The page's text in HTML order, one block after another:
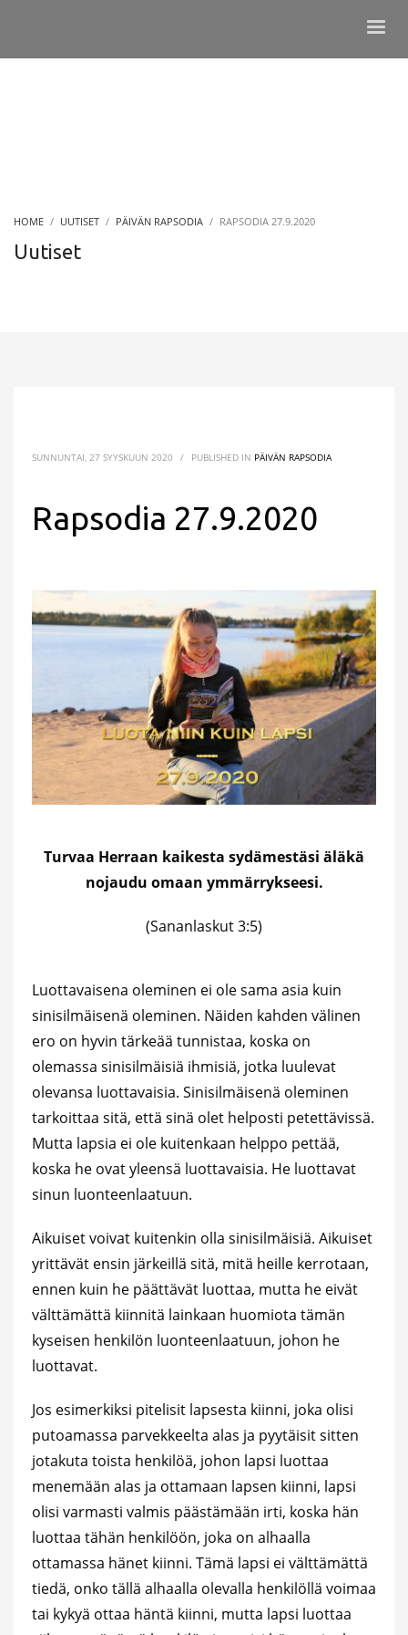
HOME UUTISET PÄIVÄN RAPSODIA RAPSODIA 27.9.2020
Uutiset
SUNNUNTAI, 27 SYYSKUUN 2020 / PUBLISHED IN PÄIVÄN RAPSODIA
Rapsodia 27.9.2020
Turvaa Herraan kaikesta sydämestäsi äläkä
nojaudu omaan ymmärrykseesi.
(Sananlaskut 3:5)
Luottavaisena oleminen ei ole sama asia kuin
sinisilmäisenä oleminen. Näiden kahden välinen
ero on hyvin tärkeää tunnistaa, koska on
olemassa sinisilmäisiä ihmisiä, jotka luulevat
olevansa luottavaisia. Sinisilmäisenä oleminen
tarkoittaa sitä, että sinä olet helposti petettävissä.
Mutta lapsia ei ole kuitenkaan helppo pettää,
koska he ovat yleensä luottavaisia. He luottavat
sinun luonteenlaatuun.
Aikuiset voivat kuitenkin olla sinisilmäisiä. Aikuiset
yrittävät ensin järkeillä sitä, mitä heille kerrotaan,
ennen kuin he päättävät luottaa, mutta he eivät
välttämättä kiinnitä lainkaan huomiota tämän
kyseisen henkilön luonteenlaatuun, johon he
luottavat.
Jos esimerkiksi pitelisit lapsesta kiinni, joka olisi
putoamassa parvekkeelta alas ja pyytäisit sitten
jotakuta toista henkilöä, johon lapsi luottaa
menemään alas ja ottamaan lapsen kiinni, lapsi
olisi varmasti valmis päästämään irti, koska hän
luottaa tähän henkilöön, joka on alhaalla
ottamassa hänet kiinni. Tämä lapsi ei välttämättä
tiedä, onko tällä alhaalla olevalla henkilöllä voimaa
tai kykyä ottaa häntä kiinni, mutta lapsi luottaa